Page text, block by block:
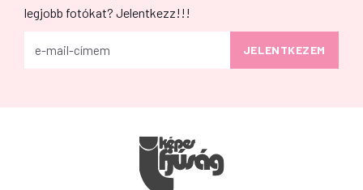
legjobb fotókat? Jelentkezz!!!